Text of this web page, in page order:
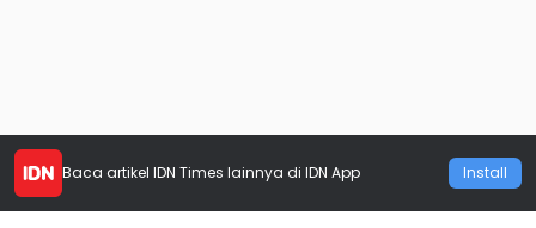
Baca artikel IDN Times lainnya di IDN App Install